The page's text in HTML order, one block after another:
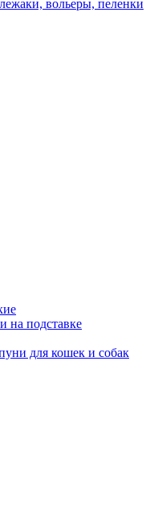
вольеры, пеленки
на подставке
для кошек и собак